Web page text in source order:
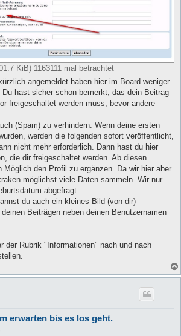
KiB) 1163111 mal betrachtet
angemeldet haben hier im Board weniger
hast sicher schon bemerkt, das dein Beitrag
freigeschaltet werden muss, bevor andere
(Spam) zu verhindern. Wenn deine ersten
werden die folgenden sofort veröffentlicht,
nicht mehr erforderlich. Dann hast du hier
die dir freigeschaltet werden. Ab diesen
den Profil zu ergänzen. Da wir hier aber
möglichst viele Daten sammeln. Wir nur
abgefragt.
du auch ein kleines Bild (von dir)
Beiträgen neben deinen Benutzernamen
der Rubrik "Informationen" nach und nach
erwarten bis es los geht.